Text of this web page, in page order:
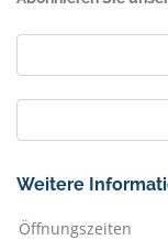
Weitere
Öffnungszeiten